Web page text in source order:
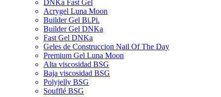
DNKa Fast Gel
Acrygel Luna Moon
Builder Gel Bi.Pi.
Builder Gel DNKa
Fast Gel DNKa
Geles de Construccion Nail Of The Day
Premium Gel Luna Moon
Alta viscosidad BSG
Baja viscosidad BSG
Polyjelly BSG
Soufflé BSG